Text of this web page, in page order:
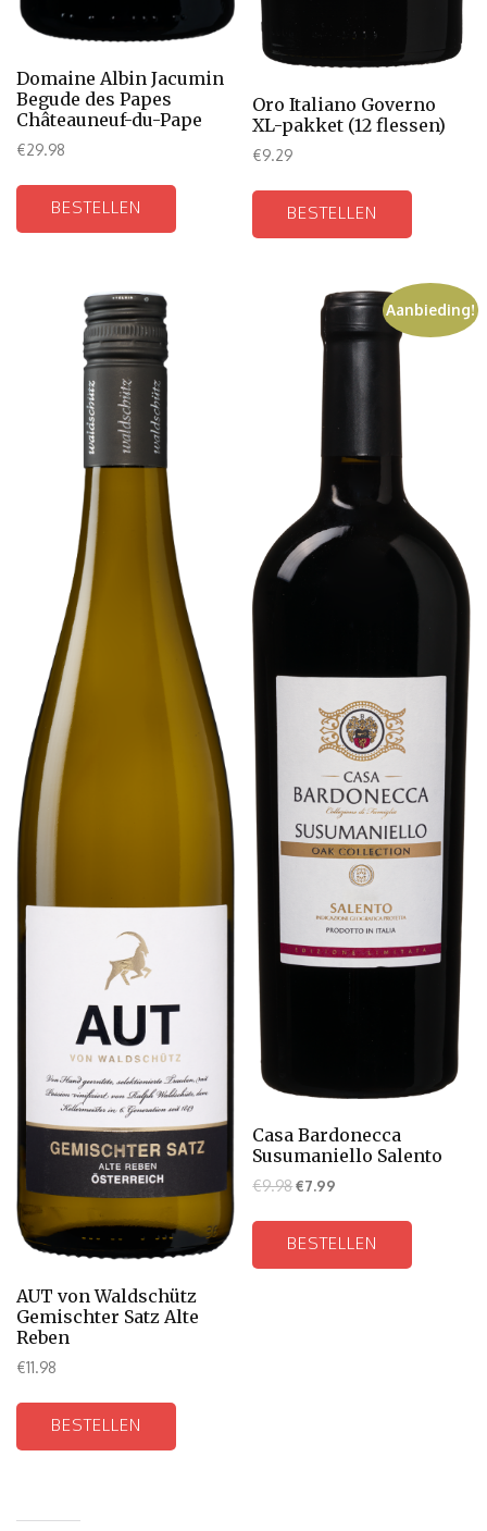
Domaine Albin Jacumin
Begude des Papes
Châteauneuf-du-Pape
€29.98
BESTELLEN
Oro Italiano Governo
XL-pakket (12 flessen)
€9.29
BESTELLEN
AUT von Waldschütz
Gemischter Satz Alte
Reben
€11.98
BESTELLEN
Aanbieding!
Casa Bardonecca
Susumaniello Salento
€9.98€7.99
BESTELLEN